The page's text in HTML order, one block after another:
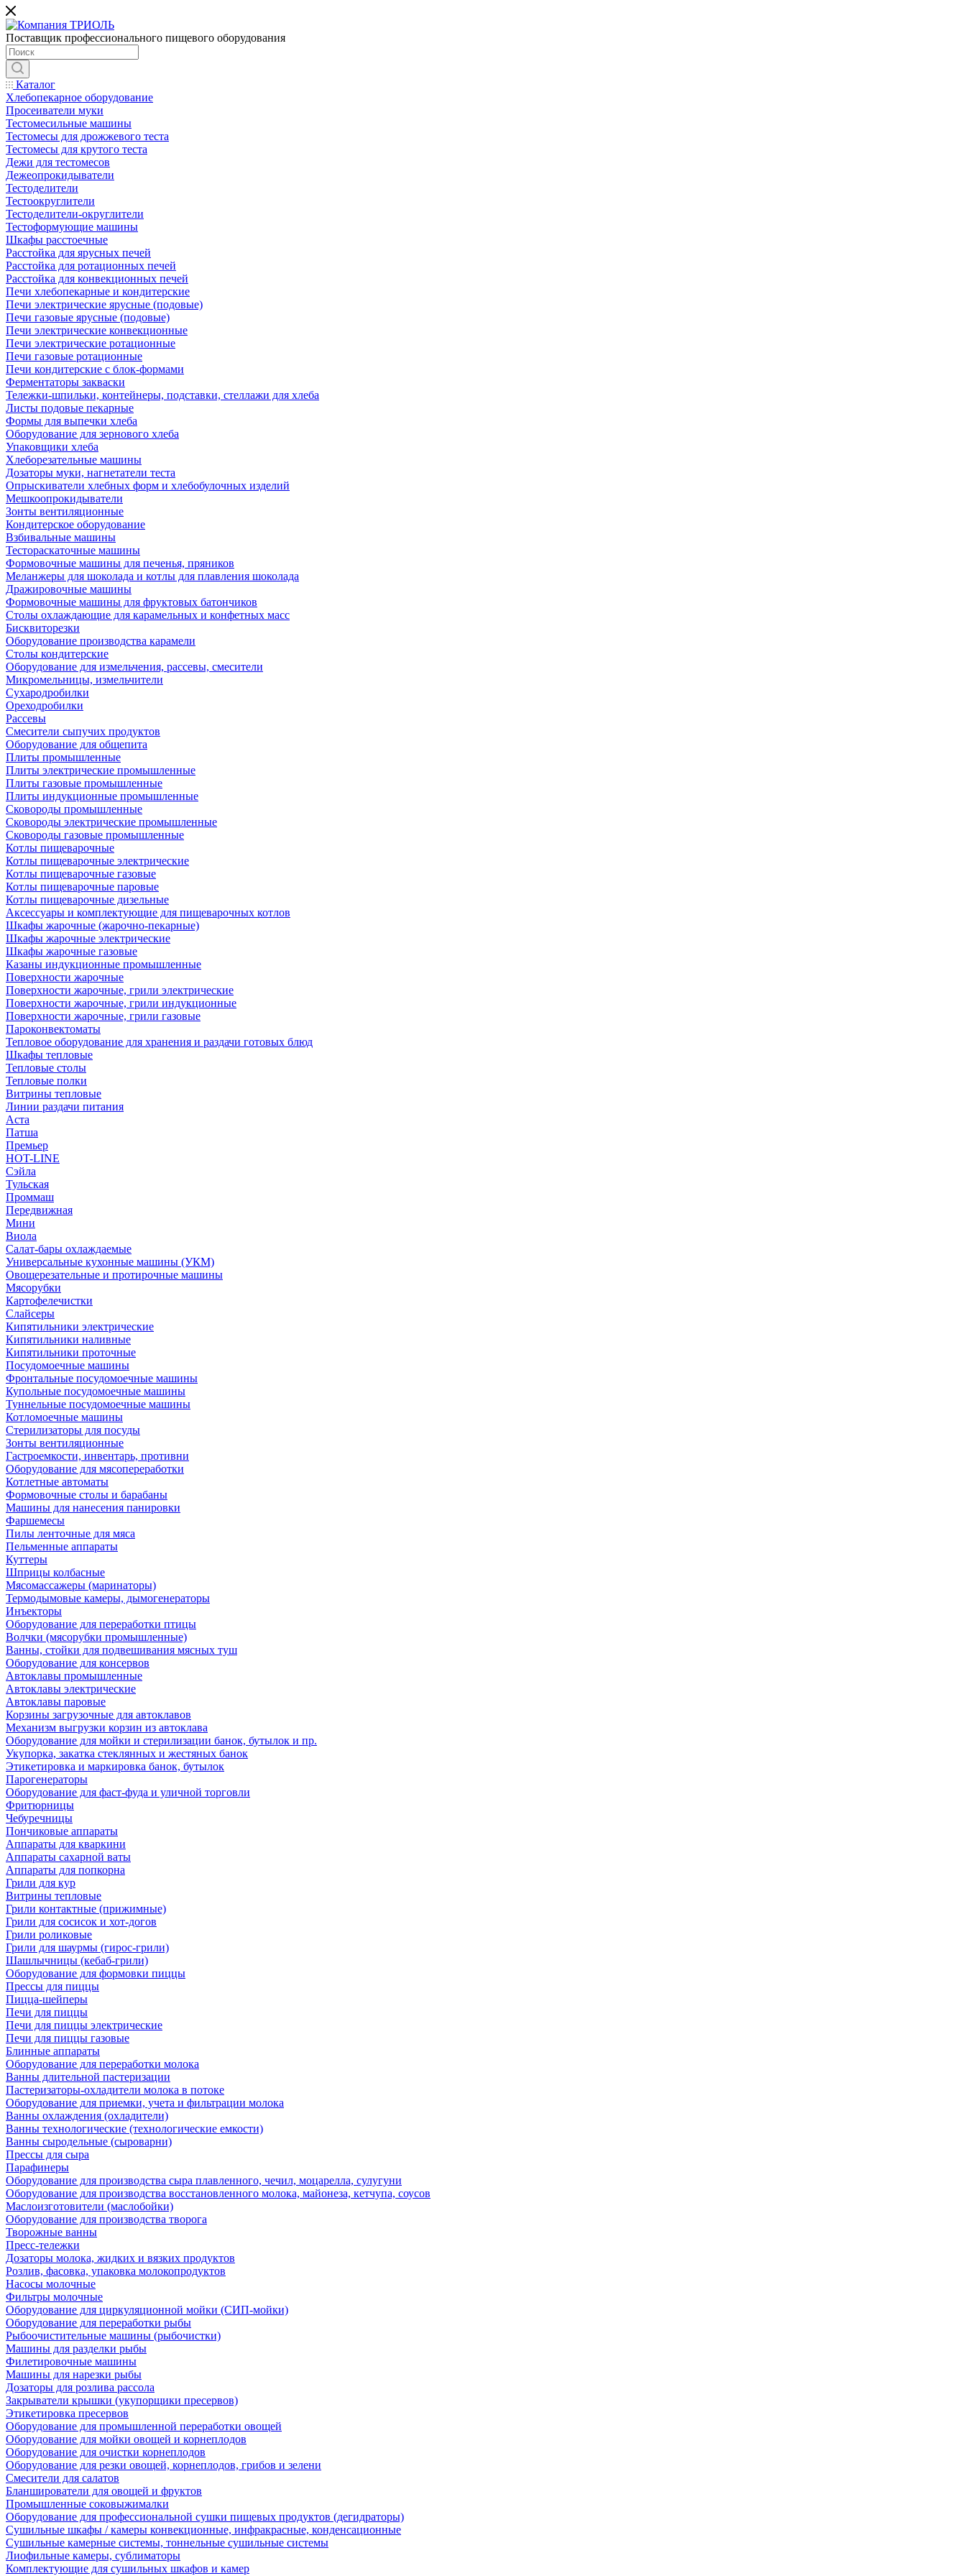
Поставщик профессионального пищевого оборудования
Каталог
Хлебопекарное оборудование
Просеиватели муки
Тестомесильные машины
Тестомесы для дрожжевого теста
Тестомесы для крутого теста
Дежи для тестомесов
Дежеопрокидыватели
Тестоделители
Тестоокруглители
Тестоделители-округлители
Тестоформующие машины
Шкафы расстоечные
Расстойка для ярусных печей
Расстойка для ротационных печей
Расстойка для конвекционных печей
Печи хлебопекарные и кондитерские
Печи электрические ярусные (подовые)
Печи газовые ярусные (подовые)
Печи электрические конвекционные
Печи электрические ротационные
Печи газовые ротационные
Печи кондитерские с блок-формами
Ферментаторы закваски
Тележки-шпильки, контейнеры, подставки, стеллажи для хлеба
Листы подовые пекарные
Формы для выпечки хлеба
Оборудование для зернового хлеба
Упаковщики хлеба
Хлеборезательные машины
Дозаторы муки, нагнетатели теста
Опрыскиватели хлебных форм и хлебобулочных изделий
Мешкоопрокидыватели
Зонты вентиляционные
Кондитерское оборудование
Взбивальные машины
Тестораскаточные машины
Формовочные машины для печенья, пряников
Меланжеры для шоколада и котлы для плавления шоколада
Дражировочные машины
Формовочные машины для фруктовых батончиков
Столы охлаждающие для карамельных и конфетных масс
Бисквиторезки
Оборудование производства карамели
Столы кондитерские
Оборудование для измельчения, рассевы, смесители
Микромельницы, измельчители
Сухародробилки
Ореходробилки
Рассевы
Смесители сыпучих продуктов
Оборудование для общепита
Плиты промышленные
Плиты электрические промышленные
Плиты газовые промышленные
Плиты индукционные промышленные
Сковороды промышленные
Сковороды электрические промышленные
Сковороды газовые промышленные
Котлы пищеварочные
Котлы пищеварочные электрические
Котлы пищеварочные газовые
Котлы пищеварочные паровые
Котлы пищеварочные дизельные
Аксессуары и комплектующие для пищеварочных котлов
Шкафы жарочные (жарочно-пекарные)
Шкафы жарочные электрические
Шкафы жарочные газовые
Казаны индукционные промышленные
Поверхности жарочные
Поверхности жарочные, грили электрические
Поверхности жарочные, грили индукционные
Поверхности жарочные, грили газовые
Пароконвектоматы
Тепловое оборудование для хранения и раздачи готовых блюд
Шкафы тепловые
Тепловые столы
Тепловые полки
Витрины тепловые
Линии раздачи питания
Аста
Патша
Премьер
HOT-LINE
Сэйла
Тульская
Проммаш
Передвижная
Мини
Виола
Салат-бары охлаждаемые
Универсальные кухонные машины (УКМ)
Овощерезательные и протирочные машины
Мясорубки
Картофелечистки
Слайсеры
Кипятильники электрические
Кипятильники наливные
Кипятильники проточные
Посудомоечные машины
Фронтальные посудомоечные машины
Купольные посудомоечные машины
Туннельные посудомоечные машины
Котломоечные машины
Стерилизаторы для посуды
Зонты вентиляционные
Гастроемкости, инвентарь, противни
Оборудование для мясопереработки
Котлетные автоматы
Формовочные столы и барабаны
Машины для нанесения панировки
Фаршемесы
Пилы ленточные для мяса
Пельменные аппараты
Куттеры
Шприцы колбасные
Мясомассажеры (маринаторы)
Термодымовые камеры, дымогенераторы
Инъекторы
Оборудование для переработки птицы
Волчки (мясорубки промышленные)
Ванны, стойки для подвешивания мясных туш
Оборудование для консервов
Автоклавы промышленные
Автоклавы электрические
Автоклавы паровые
Корзины загрузочные для автоклавов
Механизм выгрузки корзин из автоклава
Оборудование для мойки и стерилизации банок, бутылок и пр.
Укупорка, закатка стеклянных и жестяных банок
Этикетировка и маркировка банок, бутылок
Парогенераторы
Оборудование для фаст-фуда и уличной торговли
Фритюрницы
Чебуречницы
Пончиковые аппараты
Аппараты для кваркини
Аппараты сахарной ваты
Аппараты для попкорна
Грили для кур
Витрины тепловые
Грили контактные (прижимные)
Грили для сосисок и хот-догов
Грили роликовые
Грили для шаурмы (гирос-грили)
Шашлычницы (кебаб-грили)
Оборудование для формовки пиццы
Прессы для пиццы
Пицца-шейперы
Печи для пиццы
Печи для пиццы электрические
Печи для пиццы газовые
Блинные аппараты
Оборудование для переработки молока
Ванны длительной пастеризации
Пастеризаторы-охладители молока в потоке
Оборудование для приемки, учета и фильтрации молока
Ванны охлаждения (охладители)
Ванны технологические (технологические емкости)
Ванны сыродельные (сыроварни)
Прессы для сыра
Парафинеры
Оборудование для производства сыра плавленного, чечил, моцарелла, сулугуни
Оборудование для производства восстановленного молока, майонеза, кетчупа, соусов
Маслоизготовители (маслобойки)
Оборудование для производства творога
Творожные ванны
Пресс-тележки
Дозаторы молока, жидких и вязких продуктов
Розлив, фасовка, упаковка молокопродуктов
Насосы молочные
Фильтры молочные
Оборудование для циркуляционной мойки (СИП-мойки)
Оборудование для переработки рыбы
Рыбоочистительные машины (рыбочистки)
Машины для разделки рыбы
Филетировочные машины
Машины для нарезки рыбы
Дозаторы для розлива рассола
Закрыватели крышки (укупорщики пресервов)
Этикетировка пресервов
Оборудование для промышленной переработки овощей
Оборудование для мойки овощей и корнеплодов
Оборудование для очистки корнеплодов
Оборудование для резки овощей, корнеплодов, грибов и зелени
Смесители для салатов
Бланширователи для овощей и фруктов
Промышленные соковыжималки
Оборудование для профессиональной сушки пищевых продуктов (дегидраторы)
Сушильные шкафы / камеры конвекционные, инфракрасные, конденсационные
Сушильные камерные системы, тоннельные сушильные системы
Лиофильные камеры, сублиматоры
Комплектующие для сушильных шкафов и камер